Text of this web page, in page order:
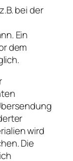
bei der
Ein
dem
wird
Die